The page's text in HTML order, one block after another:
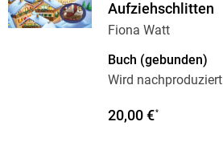
Aufziehschlitten
Fiona Watt
Buch (gebunden)
Wird nachproduziert
20,00 €*